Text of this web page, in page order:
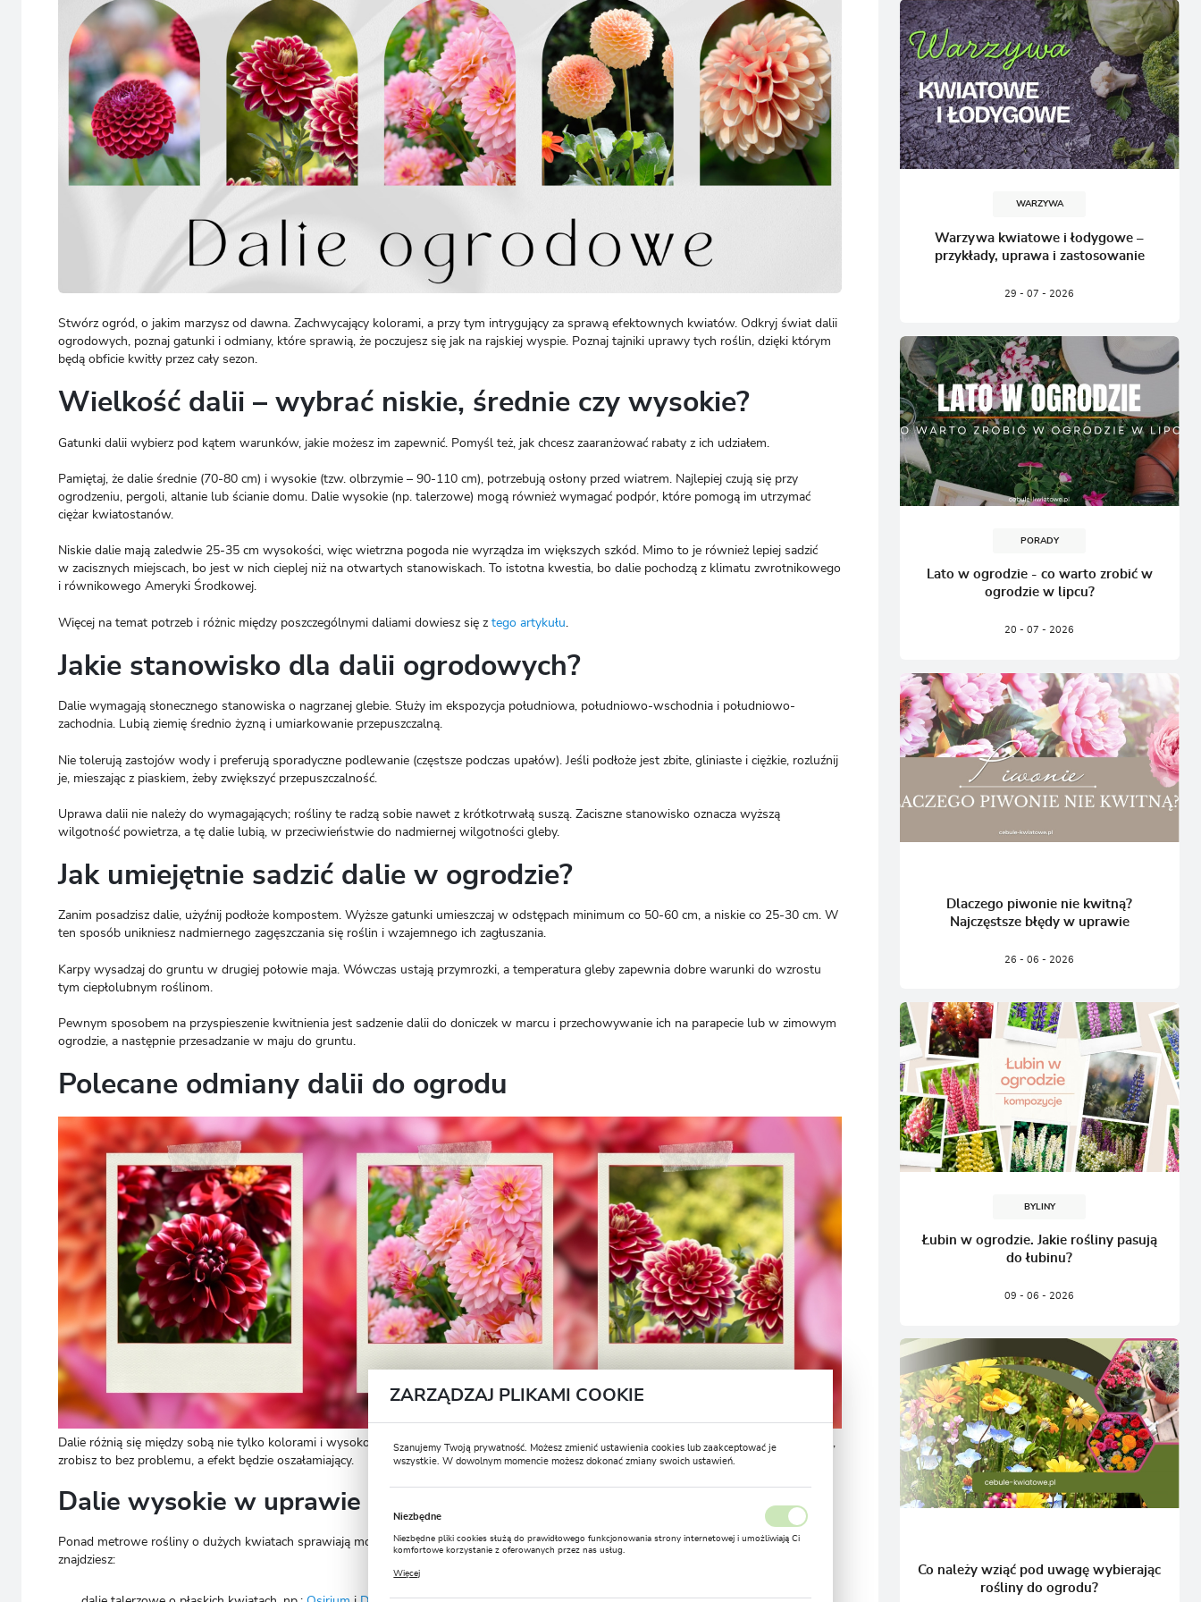
SADZONKI RÓŻ
SADZONKI ROŚLIN
OZDOBNYCH
AKCESORIA OGRODNICZE
SADZONKI ROŚLIN
OWOCOWYCH
NAWOZY
ZALOGUJ SIĘ REJESTRACJA
SADZONKI TRAW OZDOBNYCH
SADZONKI RÓŻ
SADZONKI ROŚLIN
OZDOBNYCH
AKCESORIA OGRODNICZE
SADZONKI ROŚLIN
OWOCOWYCH
Stwórz ogród, o jakim marzysz od dawna. Zachwycający kolorami, a przy tym intrygujący za sprawą efektownych kwiatów. Odkryj świat dalii
ogrodowych, poznaj gatunki i odmiany, które sprawią, że poczujesz się jak na rajskiej wyspie. Poznaj tajniki uprawy tych roślin, dzięki którym
będą obficie kwitły przez cały sezon.
Wielkość dalii – wybrać niskie, średnie czy wysokie?
Gatunki dalii wybierz pod kątem warunków, jakie możesz im zapewnić. Pomyśl też, jak chcesz zaaranżować rabaty z ich udziałem.
Pamiętaj, że dalie średnie (70-80 cm) i wysokie (tzw. olbrzymie – 90-110 cm), potrzebują osłony przed wiatrem. Najlepiej czują się przy
ogrodzeniu, pergoli, altanie lub ścianie domu. Dalie wysokie (np. talerzowe) mogą również wymagać podpór, które pomogą im utrzymać
ciężar kwiatostanów.
Niskie dalie mają zaledwie 25-35 cm wysokości, więc wietrzna pogoda nie wyrządza im większych szkód. Mimo to je również lepiej sadzić
w zacisznych miejscach, bo jest w nich cieplej niż na otwartych stanowiskach. To istotna kwestia, bo dalie pochodzą z klimatu zwrotnikowego
i równikowego Ameryki Środkowej.
Więcej na temat potrzeb i różnic między poszczególnymi daliami dowiesz się z tego artykułu
Jakie stanowisko dla dalii ogrodowych?
Dalie wymagają słonecznego stanowiska o nagrzanej glebie. Służy im ekspozycja południowa, południowo-wschodnia i południowo-
zachodnia. Lubią ziemię średnio żyzną i umiarkowanie przepuszczalną.
Nie tolerują zastojów wody i preferują sporadyczne podlewanie (częstsze podczas upałów). Jeśli podłoże jest zbite, gliniaste i ciężkie, rozluźnij
je, mieszając z piaskiem, żeby zwiększyć przepuszczalność.
Uprawa dalii nie należy do wymagających; rośliny te radzą sobie nawet z krótkotrwałą suszą. Zaciszne stanowisko oznacza wyższą
wilgotność powietrza, a tę dalie lubią, w przeciwieństwie do nadmiernej wilgotności gleby.
Jak umiejętnie sadzić dalie w ogrodzie?
Zanim posadzisz dalie, użyźnij podłoże kompostem. Wyższe gatunki umieszczaj w odstępach minimum co 50-60 cm, a niskie co 25-30 cm. W
ten sposób unikniesz nadmiernego zagęszczania się roślin i wzajemnego ich zagłuszania.
Karpy wysadzaj do gruntu w drugiej połowie maja. Wówczas ustają przymrozki, a temperatura gleby zapewnia dobre warunki do wzrostu
tym ciepłolubnym roślinom.
Pewnym sposobem na przyspieszenie kwitnienia jest sadzenie dalii do doniczek w marcu i przechowywanie ich na parapecie lub w zimowym
ogrodzie, a następnie przesadzanie w maju do gruntu.
Polecane odmiany dalii do ogrodu
Dalie różnią się między sobą nie tylko kolorami i wysokością, ale także wyglądem kwiatów. Jeśli planujesz urządzić wyłącznie daliową rabatę,
zrobisz to bez problemu, a efekt będzie oszałamiający.
Dalie wysokie w uprawie ogrodowej
Ponad metrowe rośliny o dużych kwiatach sprawiają monumentalne wrażenie, dominują na rabacie i widać je już z daleka. Wśród nich
znajdziesz:
WARZYWA
Warzywa kwiatowe i łodygowe –
przykłady, uprawa i zastosowanie
29 - 07 - 2026
PORADY
Lato w ogrodzie - co warto zrobić w
ogrodzie w lipcu?
20 - 07 - 2026
Dlaczego piwonie nie kwitną?
Najczęstsze błędy w uprawie
26 - 06 - 2026
BYLINY
Łubin w ogrodzie. Jakie rośliny pasują
do łubinu?
09 - 06 - 2026
Co należy wziąć pod uwagę wybierając
rośliny do ogrodu?
ZARZĄDZAJ PLIKAMI COOKIE
Szanujemy Twoją prywatność. Możesz zmienić ustawienia cookies lub zaakceptować je
wszystkie. W dowolnym momencie możesz dokonać zmiany swoich ustawień.
Niezbędne
Niezbędne pliki cookies służą do prawidłowego funkcjonowania strony internetowej i umożliwiają Ci
komfortowe korzystanie z oferowanych przez nas usług.
ustawień preferencji prywatności, logowania czy wypełniania formularzy. Dzięki plikom cookies
Więcej
Polska